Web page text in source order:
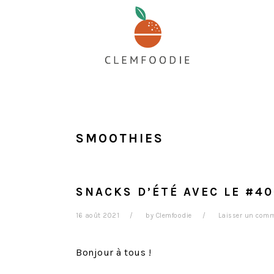
SMOOTHIES
SNACKS D’ÉTÉ AVEC LE
16 août 2021 by Clemfoodie Laisser un
Bonjour à tous !